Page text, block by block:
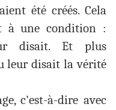
été créés. Cela
à une condition :
disait. Et plus
leur disait la vérité
c'est-à-dire avec